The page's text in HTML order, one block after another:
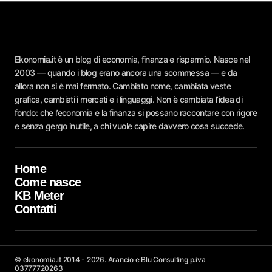
Ekonomia.it è un blog di economia, finanza e risparmio. Nasce nel
2003 — quando i blog erano ancora una scommessa — e da
allora non si è mai fermato. Cambiato nome, cambiata veste
grafica, cambiati i mercati e i linguaggi. Non è cambiata l’idea di
fondo: che l’economia e la finanza si possano raccontare con rigore
e senza gergo inutile, a chi vuole capire davvero cosa succede.
Home
Come nasce
KB Meter
Contatti
© ekonomia.it 2014 - 2026. Arancio e Blu Consulting p.iva
03777720263